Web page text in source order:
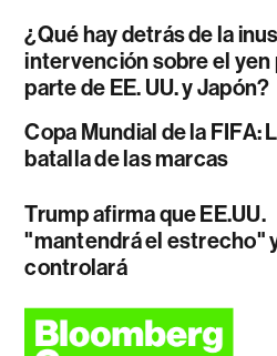
¿Qué hay detrás de la
intervención sobre el yen
parte de EE. UU. y Japón?
Copa Mundial de la FIFA:
batalla de las marcas
Trump afirma que EE.UU.
"mantendrá el estrecho"
controlará